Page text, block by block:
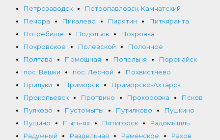
Петрозаводск
Петропавловск-Камчатский
Печора
Пикалево Пирятин
Питкяранта
Погребище
Подольск
Покровка
Покровское
Полевской
Полонное
Полтава
Помошная Попельня
Поронайск
пос. Вешки
пос. Лесной
Похвистнево
Прилуки
Приморск
Приморско-Ахтарск
Прокопьевск
Протвино Прохоровка
Псков
Пулково
Пустомыты Путилково
Пушкино
Пущино
Пыть-ях Пятигорск
Радомышль
Радужный
Раздельная Раменское Рахов